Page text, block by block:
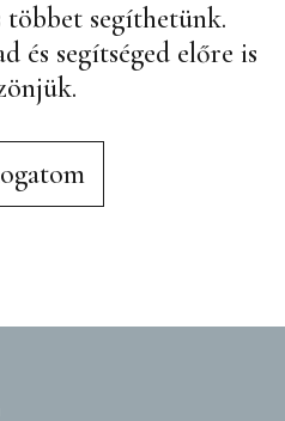
többet segíthetünk.
és segítséged előre is